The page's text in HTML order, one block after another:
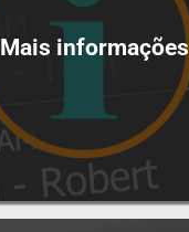
Mais informações